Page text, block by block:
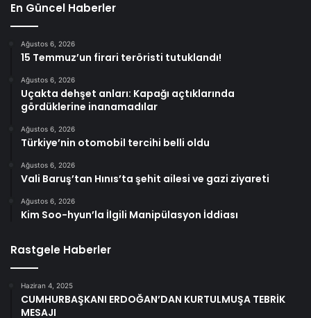
En Güncel Haberler
Ağustos 6, 2026
15 Temmuz’un firari teröristi tutuklandı!
Ağustos 6, 2026
Uçakta dehşet anları: Kapağı açtıklarında
gördüklerine inanamadılar
Ağustos 6, 2026
Türkiye’nin otomobil tercihi belli oldu
Ağustos 6, 2026
Vali Baruş’tan Hınıs’ta şehit ailesi ve gazi ziyareti
Ağustos 6, 2026
Kim Soo-hyun’la İlgili Manipülasyon İddiası
Rastgele Haberler
Haziran 4, 2025
CUMHURBAŞKANI ERDOĞAN’DAN KURTULMUŞA TEBRİK
MESAJI